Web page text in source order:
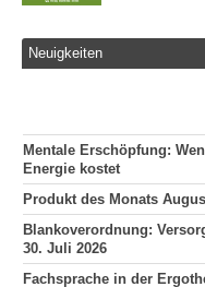
Neuigkeiten
Mentale Erschöpfung:
Energie kostet
Produkt des Monats
Blankoverordnung:
30. Juli 2026
Fachsprache in der